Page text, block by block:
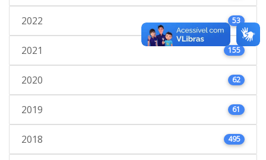
2022 53
2021 155
2020 62
2019 61
2018 495